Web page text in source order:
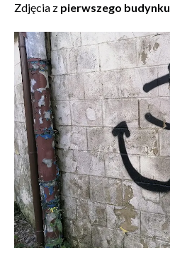
Zdjęcia z pierwszego budynku